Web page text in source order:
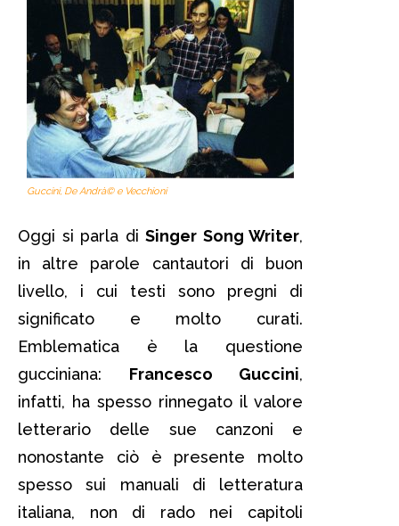
Guccini, De Andrà© e Vecchioni
Oggi si parla di Singer Song Writer,
in altre parole cantautori di buon
livello, i cui testi sono pregni di
significato e molto curati.
Emblematica è la questione
gucciniana: Francesco Guccini,
infatti, ha spesso rinnegato il valore
letterario delle sue canzoni e
nonostante ciò è presente molto
spesso sui manuali di letteratura
italiana, non di rado nei capitoli